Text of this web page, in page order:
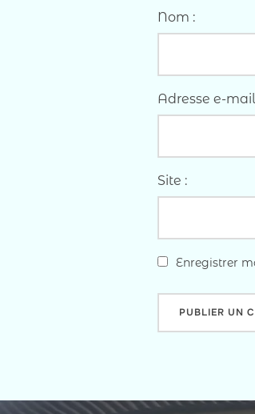
Nom :
Adresse e-
Site :
Enregistrer